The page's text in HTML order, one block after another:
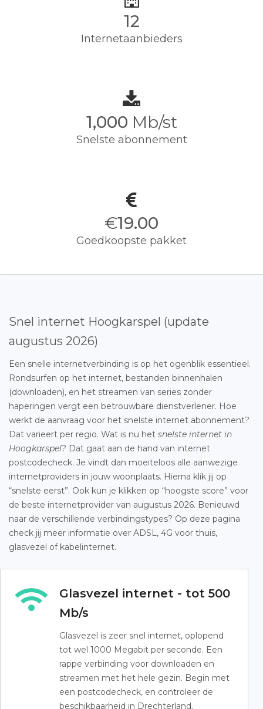
12
Internetaanbieders
1,000 Mb/st
Snelste abonnement
€19.00
Goedkoopste pakket
Snel internet Hoogkarspel (update
augustus 2026)
Een snelle internetverbinding is op het ogenblik essentieel.
Rondsurfen op het internet, bestanden binnenhalen
(downloaden), en het streamen van series zonder
haperingen vergt een betrouwbare dienstverlener. Hoe
werkt de aanvraag voor het snelste internet abonnement?
Dat varieert per regio. Wat is nu het snelste internet in
Hoogkarspel? Dat gaat aan de hand van internet
postcodecheck. Je vindt dan moeiteloos alle aanwezige
internetproviders in jouw woonplaats. Hierna klik jij op
“snelste eerst”. Ook kun je klikken op “hoogste score” voor
de beste internetprovider van augustus 2026. Benieuwd
naar de verschillende verbindingstypes? Op deze pagina
check jij meer informatie over ADSL, 4G voor thuis,
glasvezel of kabelinternet.
Glasvezel internet - tot 500
Mb/s
Glasvezel is zeer snel internet, oplopend
tot wel 1000 Megabit per seconde. Een
rappe verbinding voor downloaden en
streamen met het hele gezin. Begin met
een postcodecheck, en controleer de
beschikbaarheid in Drechterland.